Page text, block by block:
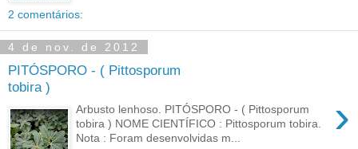
2 comentários:
4 de nov. de 2012
PITÓSPORO - ( Pittosporum
tobira )
›
Arbusto lenhoso. PITÓSPORO - ( Pittosporum
tobira ) NOME CIENTÍFICO : Pittosporum tobira.
Nota : Foram desenvolvidas m...